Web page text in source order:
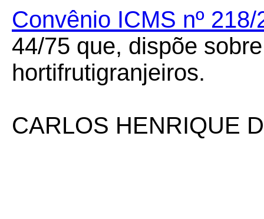
Convênio ICMS nº 218/
44/75 que, dispõe
hortifrutigranjeiros.
CARLOS HENRIQUE